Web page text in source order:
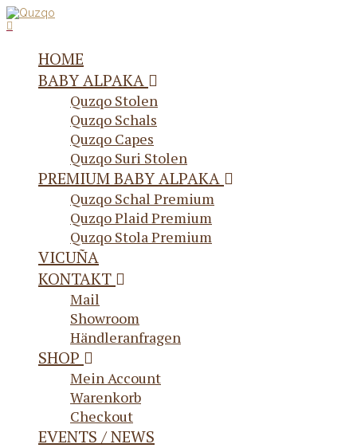
HOME
BABY ALPAKA
Quzqo Stolen
Quzqo Schals
Quzqo Capes
Quzqo Suri Stolen
PREMIUM BABY ALPAKA
Quzqo Schal Premium
Quzqo Plaid Premium
Quzqo Stola Premium
VICUÑA
KONTAKT
Mail
Showroom
Händleranfragen
SHOP
Mein Account
Warenkorb
Checkout
EVENTS / NEWS